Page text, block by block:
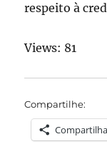
respeito à
Views: 81
Compartilhe: